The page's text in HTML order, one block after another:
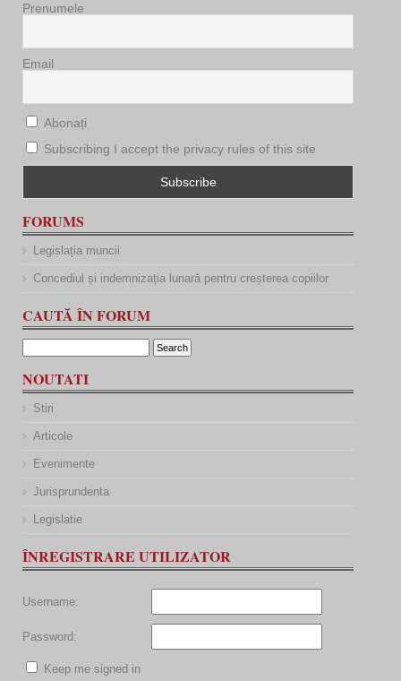
Prenumele
Email
Abonați
Subscribing I accept the privacy rules of this site
FORUMS
Legislația muncii
Concediul și indemnizația lunară pentru creșterea copiilor
CAUTĂ ÎN FORUM
NOUTATI
Stiri
Articole
Evenimente
Jurisprundenta
Legislatie
ÎNREGISTRARE UTILIZATOR
Username:
Password:
Keep me signed in